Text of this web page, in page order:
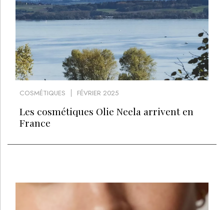
COSMÉTIQUES FÉVRIER 2025
Les cosmétiques Olie Neela arrivent en
France